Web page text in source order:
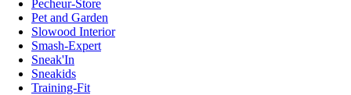
Pecheur-Store
Pet and Garden
Slowood Interior
Smash-Expert
Sneak'In
Sneakids
Training-Fit